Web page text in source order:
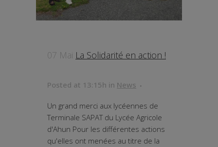
07 Mai La Solidarité en action !
Posted at 13:15h in News
Un grand merci aux lycéennes de
Terminale SAPAT du Lycée Agricole
d'Ahun Pour les différentes actions
qu'elles ont menées au titre de la